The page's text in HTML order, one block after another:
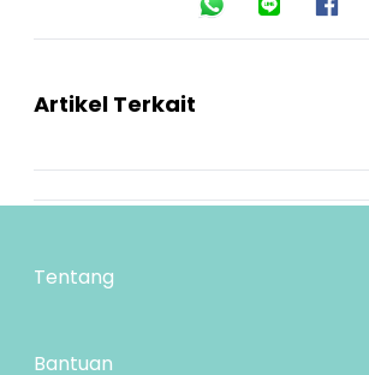
Artikel Terkait
Tentang
Lokasi Toko
Bantuan